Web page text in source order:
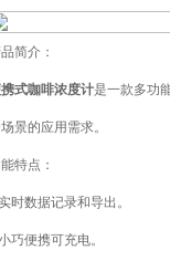
简介：
式咖啡浓度计是一款多功
景的应用需求。
特点：
时数据记录和导出。
巧便携可充电。